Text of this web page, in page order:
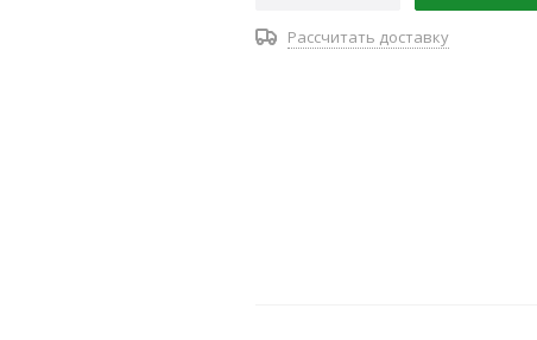
Рассчитать доставку